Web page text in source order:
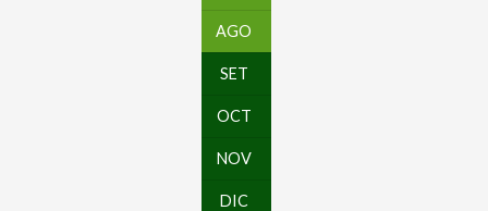
AGO
SET
OCT
NOV
DIC